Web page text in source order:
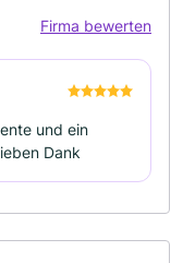
Firma bewerten
und ein
Dank